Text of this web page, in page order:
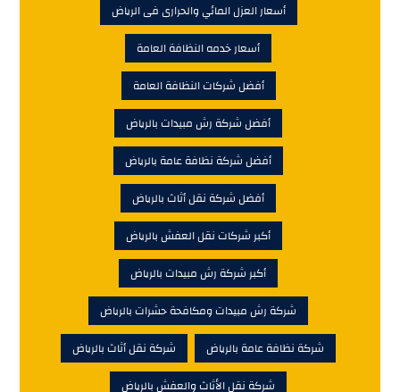
أسعار العزل المائي والحرارى فى الرياض
أسعار خدمه النظافة العامة
أفضل شركات النظافة العامة
أفضل شركة رش مبيدات بالرياض
أفضل شركة نظافة عامة بالرياض
أفضل شركة نقل أثاث بالرياض
أكبر شركات نقل العفش بالرياض
أكبر شركة رش مبيدات بالرياض
شركة رش مبيدات ومكافحة حشرات بالرياض
شركة نظافة عامة بالرياض
شركة نقل أثاث بالرياض
شركة نقل الأثاث والعفش بالرياض